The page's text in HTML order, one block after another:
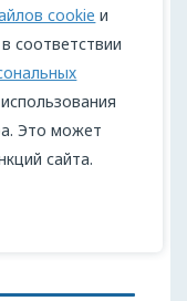
не
СС,
2007.
Анжелики
cookie и
соответствии
Это может
сайта.